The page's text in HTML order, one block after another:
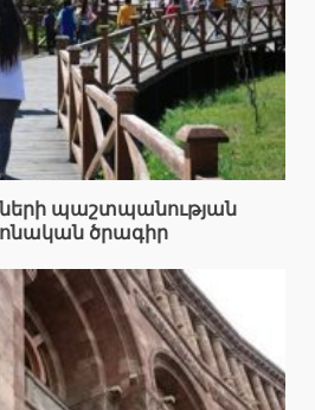
պաշտպանության
ծրագիր